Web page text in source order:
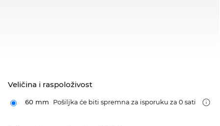
Veličina i raspoloživost
60 mm Pošiljka će biti spremna za isporuku za 0 sati